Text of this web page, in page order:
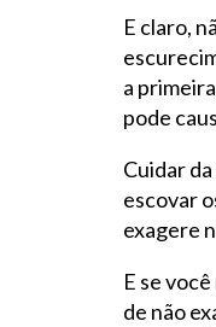
E claro,
a
pode
Cuidar
escovar
exagere
E se
de não